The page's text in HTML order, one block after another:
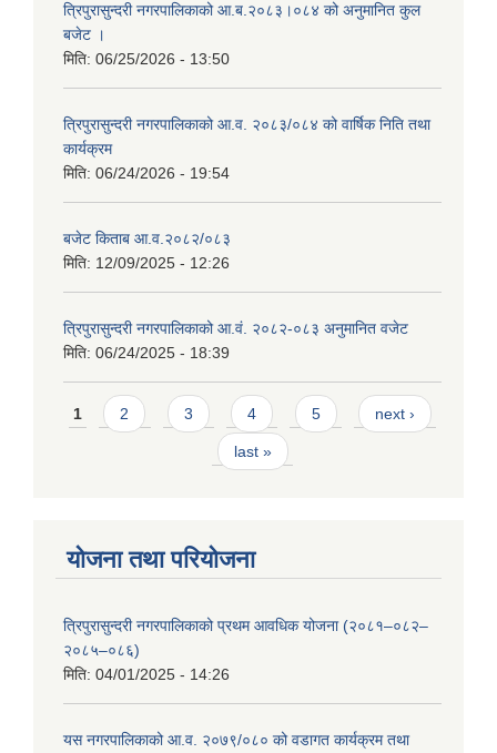
त्रिपुरासुन्दरी नगरपालिकाको आ.ब.२०८३।०८४ को अनुमानित कुल
बजेट ।
मिति: 06/25/2026 - 13:50
त्रिपुरासुन्दरी नगरपालिकाको आ.व. २०८३/०८४ को वार्षिक निति तथा
कार्यक्रम
मिति: 06/24/2026 - 19:54
बजेट किताब आ.व.२०८२/०८३
मिति: 12/09/2025 - 12:26
त्रिपुरासुन्दरी नगरपालिकाको आ.वं. २०८२-०८३ अनुमानित वजेट
मिति: 06/24/2025 - 18:39
Pages
1 2 3 4 5 next ›
last »
योजना तथा परियोजना
त्रिपुरासुन्दरी नगरपालिकाको प्रथम आवधिक योजना (२०८१–०८२–
२०८५–०८६)
मिति: 04/01/2025 - 14:26
यस नगरपालिकाको आ.व. २०७९/०८० को वडागत कार्यक्रम तथा